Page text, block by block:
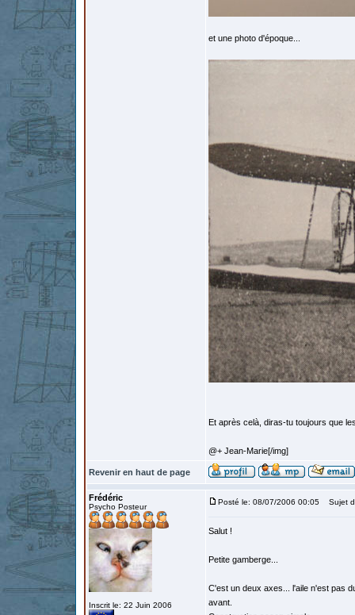
et une photo d'époque...
Et après celà, diras-tu toujours que
@+ Jean-Marie[/img]
Revenir en haut de page
Frédéric
Psycho Posteur
Inscrit le: 22 Juin 2006
Posté le: 08/07/2006 00:05 Sujet
Salut !
Petite gamberge...
C'est un deux axes... l'aile n'est pas
avant.